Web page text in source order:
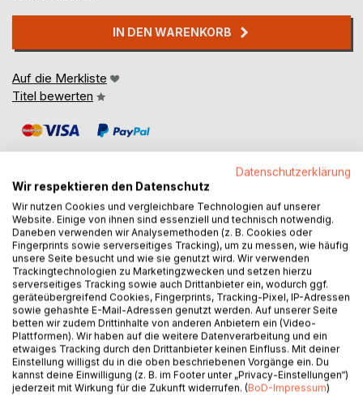
IN DEN WARENKORB
Auf die Merkliste
Titel bewerten
BESCHREIBUNG
Í þessa bók er skrifað um samskipti rithöfundar við land og
samfélagið Danmörk. Það er sagt frá lífsreynslu og því fólki
sem rithöfundur hefur kynnst þar. Einnig er fjallað um þá
pólitík sem myndast hefur á milli Danmerkur og Íslands.
AUTOR/IN
Datenschutzerklärung
Wir respektieren den Datenschutz
Wir nutzen Cookies und vergleichbare Technologien auf unserer
Website. Einige von ihnen sind essenziell und technisch notwendig.
Daneben verwenden wir Analysemethoden (z. B. Cookies oder
Fingerprints sowie serverseitiges Tracking), um zu messen, wie häufig
unsere Seite besucht und wie sie genutzt wird. Wir verwenden
Trackingtechnologien zu Marketingzwecken und setzen hierzu
serverseitiges Tracking sowie auch Drittanbieter ein, wodurch ggf.
geräteübergreifend Cookies, Fingerprints, Tracking-Pixel, IP-Adressen
sowie gehashte E-Mail-Adressen genutzt werden. Auf unserer Seite
betten wir zudem Drittinhalte von anderen Anbietern ein (Video-
Plattformen). Wir haben auf die weitere Datenverarbeitung und ein
etwaiges Tracking durch den Drittanbieter keinen Einfluss. Mit deiner
Einstellung willigst du in die oben beschriebenen Vorgänge ein. Du
kannst deine Einwilligung (z. B. im Footer unter „Privacy-Einstellungen“)
jederzeit mit Wirkung für die Zukunft widerrufen. (BoD-Impressum)